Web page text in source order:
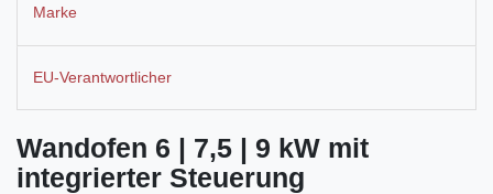
Marke
EU-Verantwortlicher
Wandofen 6 | 7,5 | 9 kW mit
integrierter Steuerung